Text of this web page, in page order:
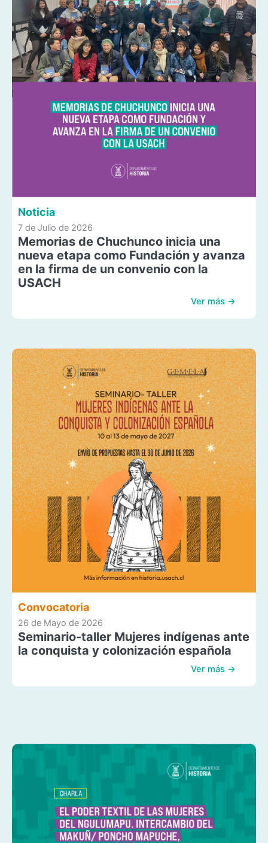
Noticia
7 de Julio de 2026
Memorias de Chuchunco inicia una
nueva etapa como Fundación y avanza
en la firma de un convenio con la
USACH
Ver más →
Convocatoria
26 de Mayo de 2026
Seminario-taller Mujeres indígenas ante
la conquista y colonización española
Ver más →